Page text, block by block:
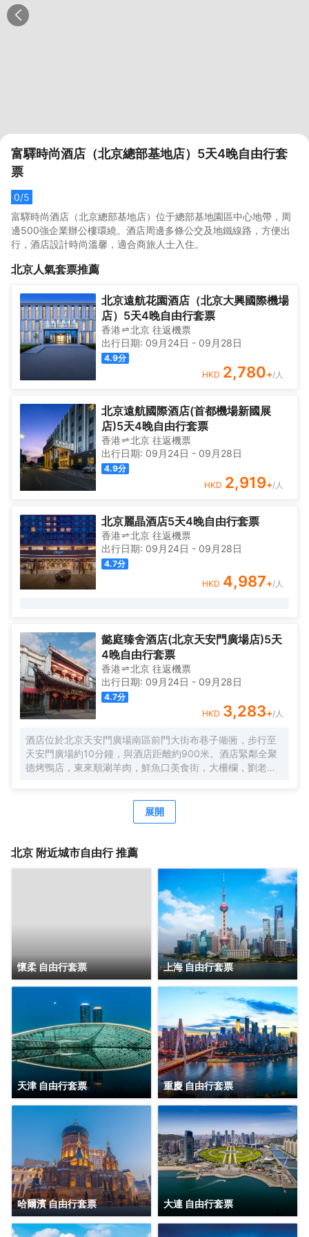
富驛時尚酒店（北京總部基地店）5天4晚自由行套
票
0/5
富驛時尚酒店（北京總部基地店）位于總部基地園區中心地帶，周
邊500強企業辦公樓環繞。酒店周邊多條公交及地鐵線路，方便出
行，酒店設計時尚溫馨，適合商旅人士入住。
北京人氣套票推薦
北京遠航花園酒店（北京大興國際機場
店）5天4晚自由行套票
香港 北京 往返機票
出行日期: 09月24日 - 09月28日
4.9分
HKD 2,780+/人
北京遠航國際酒店(首都機場新國展
店)5天4晚自由行套票
香港 北京 往返機票
出行日期: 09月24日 - 09月28日
4.9分
HKD 2,919+/人
北京麗晶酒店5天4晚自由行套票
香港 北京 往返機票
出行日期: 09月24日 - 09月28日
4.7分
HKD 4,987+/人
懿庭臻舍酒店(北京天安門廣場店)5天
4晚自由行套票
香港 北京 往返機票
出行日期: 09月24日 - 09月28日
4.7分
HKD 3,283+/人
酒店位於北京天安門廣場南區前門大街布巷子衚衕，步行至
天安門廣場約10分鐘，與酒店距離約900米。酒店緊鄰全聚
德烤鴨店，東來順涮羊肉，鮮魚口美食街，大柵欄，劉老根
族的體驗享受。酒店設計為復古理念，傳統文化的氣息使得
老北京的特色渲染不已。讓您完全親身體驗。酒店專屬房間
店共百餘間房，酒店的優勢房間都很寬大，舒適的床為您卸
保您和您的伴侶在房間可以舒適的度過愜意的每一夜。酒店
宗旨是服務永遠微笑，隨時隨地為您排憂解難，配備了可口
的傳統的餐飲，旅遊部，供您選擇北京及周邊的旅行天堂。
酒店內服務有機場接送，外賓翻譯，北京旅遊報名。酒店全
體員工在北京集體恭候您的光臨，將讓您感受什麼叫回家的
展開
北京 附近城市自由行 推薦
懷柔 自由行套票 上海 自由行套票
天津 自由行套票 重慶 自由行套票
哈爾濱 自由行套票 大連 自由行套票